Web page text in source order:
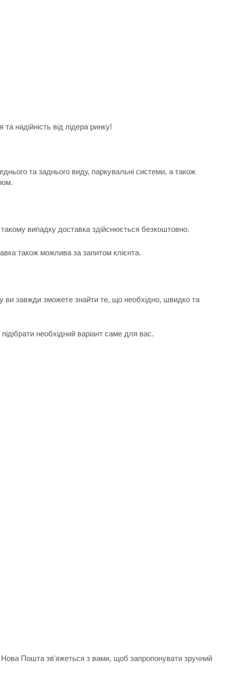
надійність від лідера ринку!
та заднього виду, паркувальні системи, а також
випадку доставка здійснюється безкоштовно.
також можлива за запитом клієнта.
ви завжди зможете знайти те, що необхідно, швидко та
необхідний варіант саме для вас.
Пошта зв'яжеться з вами, щоб запропонувати зручний